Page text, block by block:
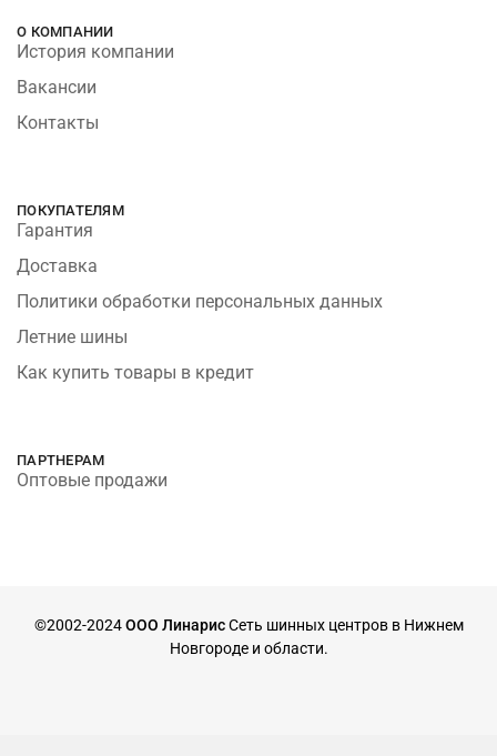
О КОМПАНИИ
История компании
Вакансии
Контакты
ПОКУПАТЕЛЯМ
Гарантия
Доставка
Политики обработки персональных данных
Летние шины
Как купить товары в кредит
ПАРТНЕРАМ
Оптовые продажи
©2002-2024ООО ЛинарисСеть шинных центров в Нижнем
Новгороде и области.